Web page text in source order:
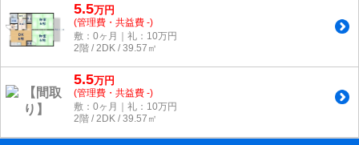
5.5万円
(管理費・共益費 -)
敷：0ヶ月｜礼：10万円
2階 / 2DK / 39.57㎡
5.5万円
(管理費・共益費 -)
敷：0ヶ月｜礼：10万円
2階 / 2DK / 39.57㎡